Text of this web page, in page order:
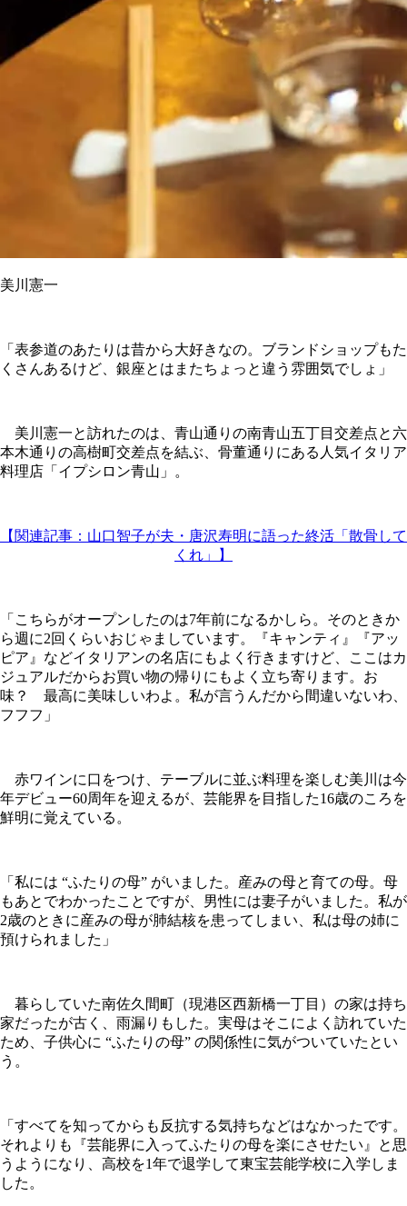
美川憲一
「表参道のあたりは昔から大好きなの。ブランドショップもた
くさんあるけど、銀座とはまたちょっと違う雰囲気でしょ」
美川憲一と訪れたのは、青山通りの南青山五丁目交差点と六
本木通りの高樹町交差点を結ぶ、骨董通りにある人気イタリア
料理店「イプシロン青山」。
【関連記事：山口智子が夫・唐沢寿明に語った終活「散骨して
くれ」】
「こちらがオープンしたのは7年前になるかしら。そのときか
ら週に2回くらいおじゃましています。『キャンティ』『アッ
ピア』などイタリアンの名店にもよく行きますけど、ここはカ
ジュアルだからお買い物の帰りにもよく立ち寄ります。お
味？ 最高に美味しいわよ。私が言うんだから間違いないわ、
フフフ」
赤ワインに口をつけ、テーブルに並ぶ料理を楽しむ美川は今
年デビュー60周年を迎えるが、芸能界を目指した16歳のころを
鮮明に覚えている。
「私には “ふたりの母” がいました。産みの母と育ての母。母
もあとでわかったことですが、男性には妻子がいました。私が
2歳のときに産みの母が肺結核を患ってしまい、私は母の姉に
預けられました」
暮らしていた南佐久間町（現港区西新橋一丁目）の家は持ち
家だったが古く、雨漏りもした。実母はそこによく訪れていた
ため、子供心に “ふたりの母” の関係性に気がついていたとい
う。
「すべてを知ってからも反抗する気持ちなどはなかったです。
それよりも『芸能界に入ってふたりの母を楽にさせたい』と思
うようになり、高校を1年で退学して東宝芸能学校に入学しま
した。